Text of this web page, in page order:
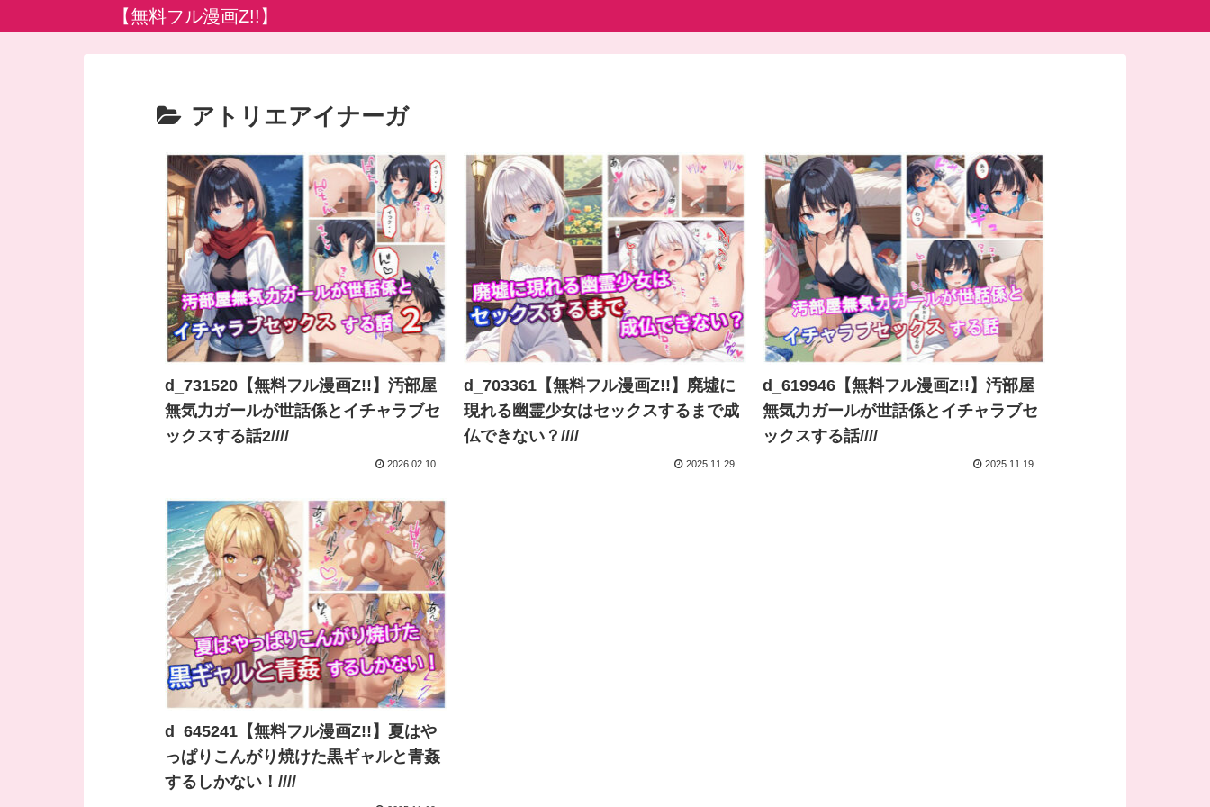
【無料フル漫画Z!!】
アトリエアイナーガ
d_731520【無料フル漫画Z!!】汚部屋
無気力ガールが世話係とイチャラブセ
ックスする話2////
2026.02.10
d_703361【無料フル漫画Z!!】廃墟に
現れる幽霊少女はセックスするまで成
仏できない？////
2025.11.29
d_619946【無料フル漫画Z!!】汚部屋
無気力ガールが世話係とイチャラブセ
ックスする話////
2025.11.19
d_645241【無料フル漫画Z!!】夏はや
っぱりこんがり焼けた黒ギャルと青姦
するしかない！////